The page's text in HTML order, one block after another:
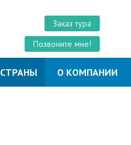
Заказ тура
Позвоните мне!
СТРАНЫ О КОМПАНИИ